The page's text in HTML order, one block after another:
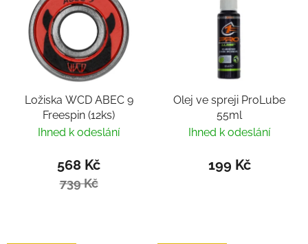
Ložiska WCD ABEC 9
Freespin (12ks)
Ihned k odeslání
568 Kč
739 Kč
Olej ve spreji ProLube
55ml
Ihned k odeslání
199 Kč